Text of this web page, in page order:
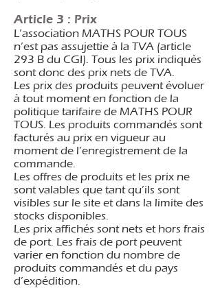
Article 3 : Prix
L’association MATHS POUR TOUS
n’est pas assujettie à la TVA (article
293 B du CGI). Tous les prix indiqués
sont donc des prix nets de TVA.
Les prix des produits peuvent évoluer
à tout moment en fonction de la
politique tarifaire de MATHS POUR
TOUS. Les produits commandés sont
facturés au prix en vigueur au
moment de l’enregistrement de la
commande.
Les offres de produits et les prix ne
sont valables que tant qu’ils sont
visibles sur le site et dans la limite des
stocks disponibles.
Les prix affichés sont nets et hors frais
de port. Les frais de port peuvent
varier en fonction du nombre de
produits commandés et du pays
d’expédition.